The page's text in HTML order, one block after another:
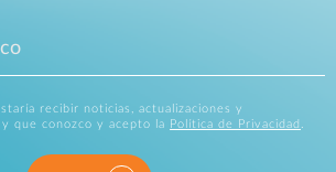
recibir noticias, actualizaciones y
que conozco y acepto la
Política de Privacidad .